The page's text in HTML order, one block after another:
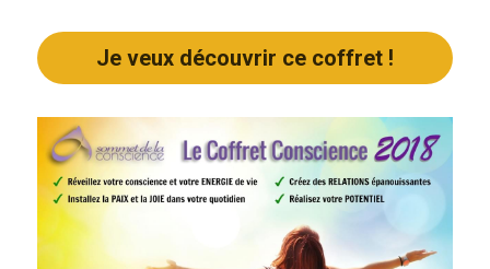
Je veux découvrir ce coffret !